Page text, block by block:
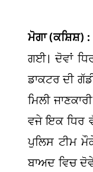
ਮੋਗਾ (ਕਸ਼ਿਸ਼) :
ਗਈ। ਦੋਵਾਂ
ਡਾਕਟਰ ਦੀ
ਮਿਲੀ
ਵਜੇ ਇਕ ਧਿਰ
ਪੁਲਿਸ ਟੀਮ
ਬਾਅਦ ਵਿਚ